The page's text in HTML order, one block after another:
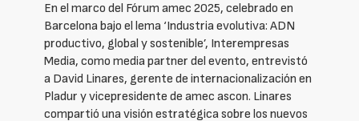
En el marco del Fórum amec 2025, celebrado en
Barcelona bajo el lema ‘Industria evolutiva: ADN
productivo, global y sostenible’, Interempresas
Media, como media partner del evento, entrevistó
a David Linares, gerente de internacionalización en
Pladur y vicepresidente de amec ascon. Linares
compartió una visión estratégica sobre los nuevos